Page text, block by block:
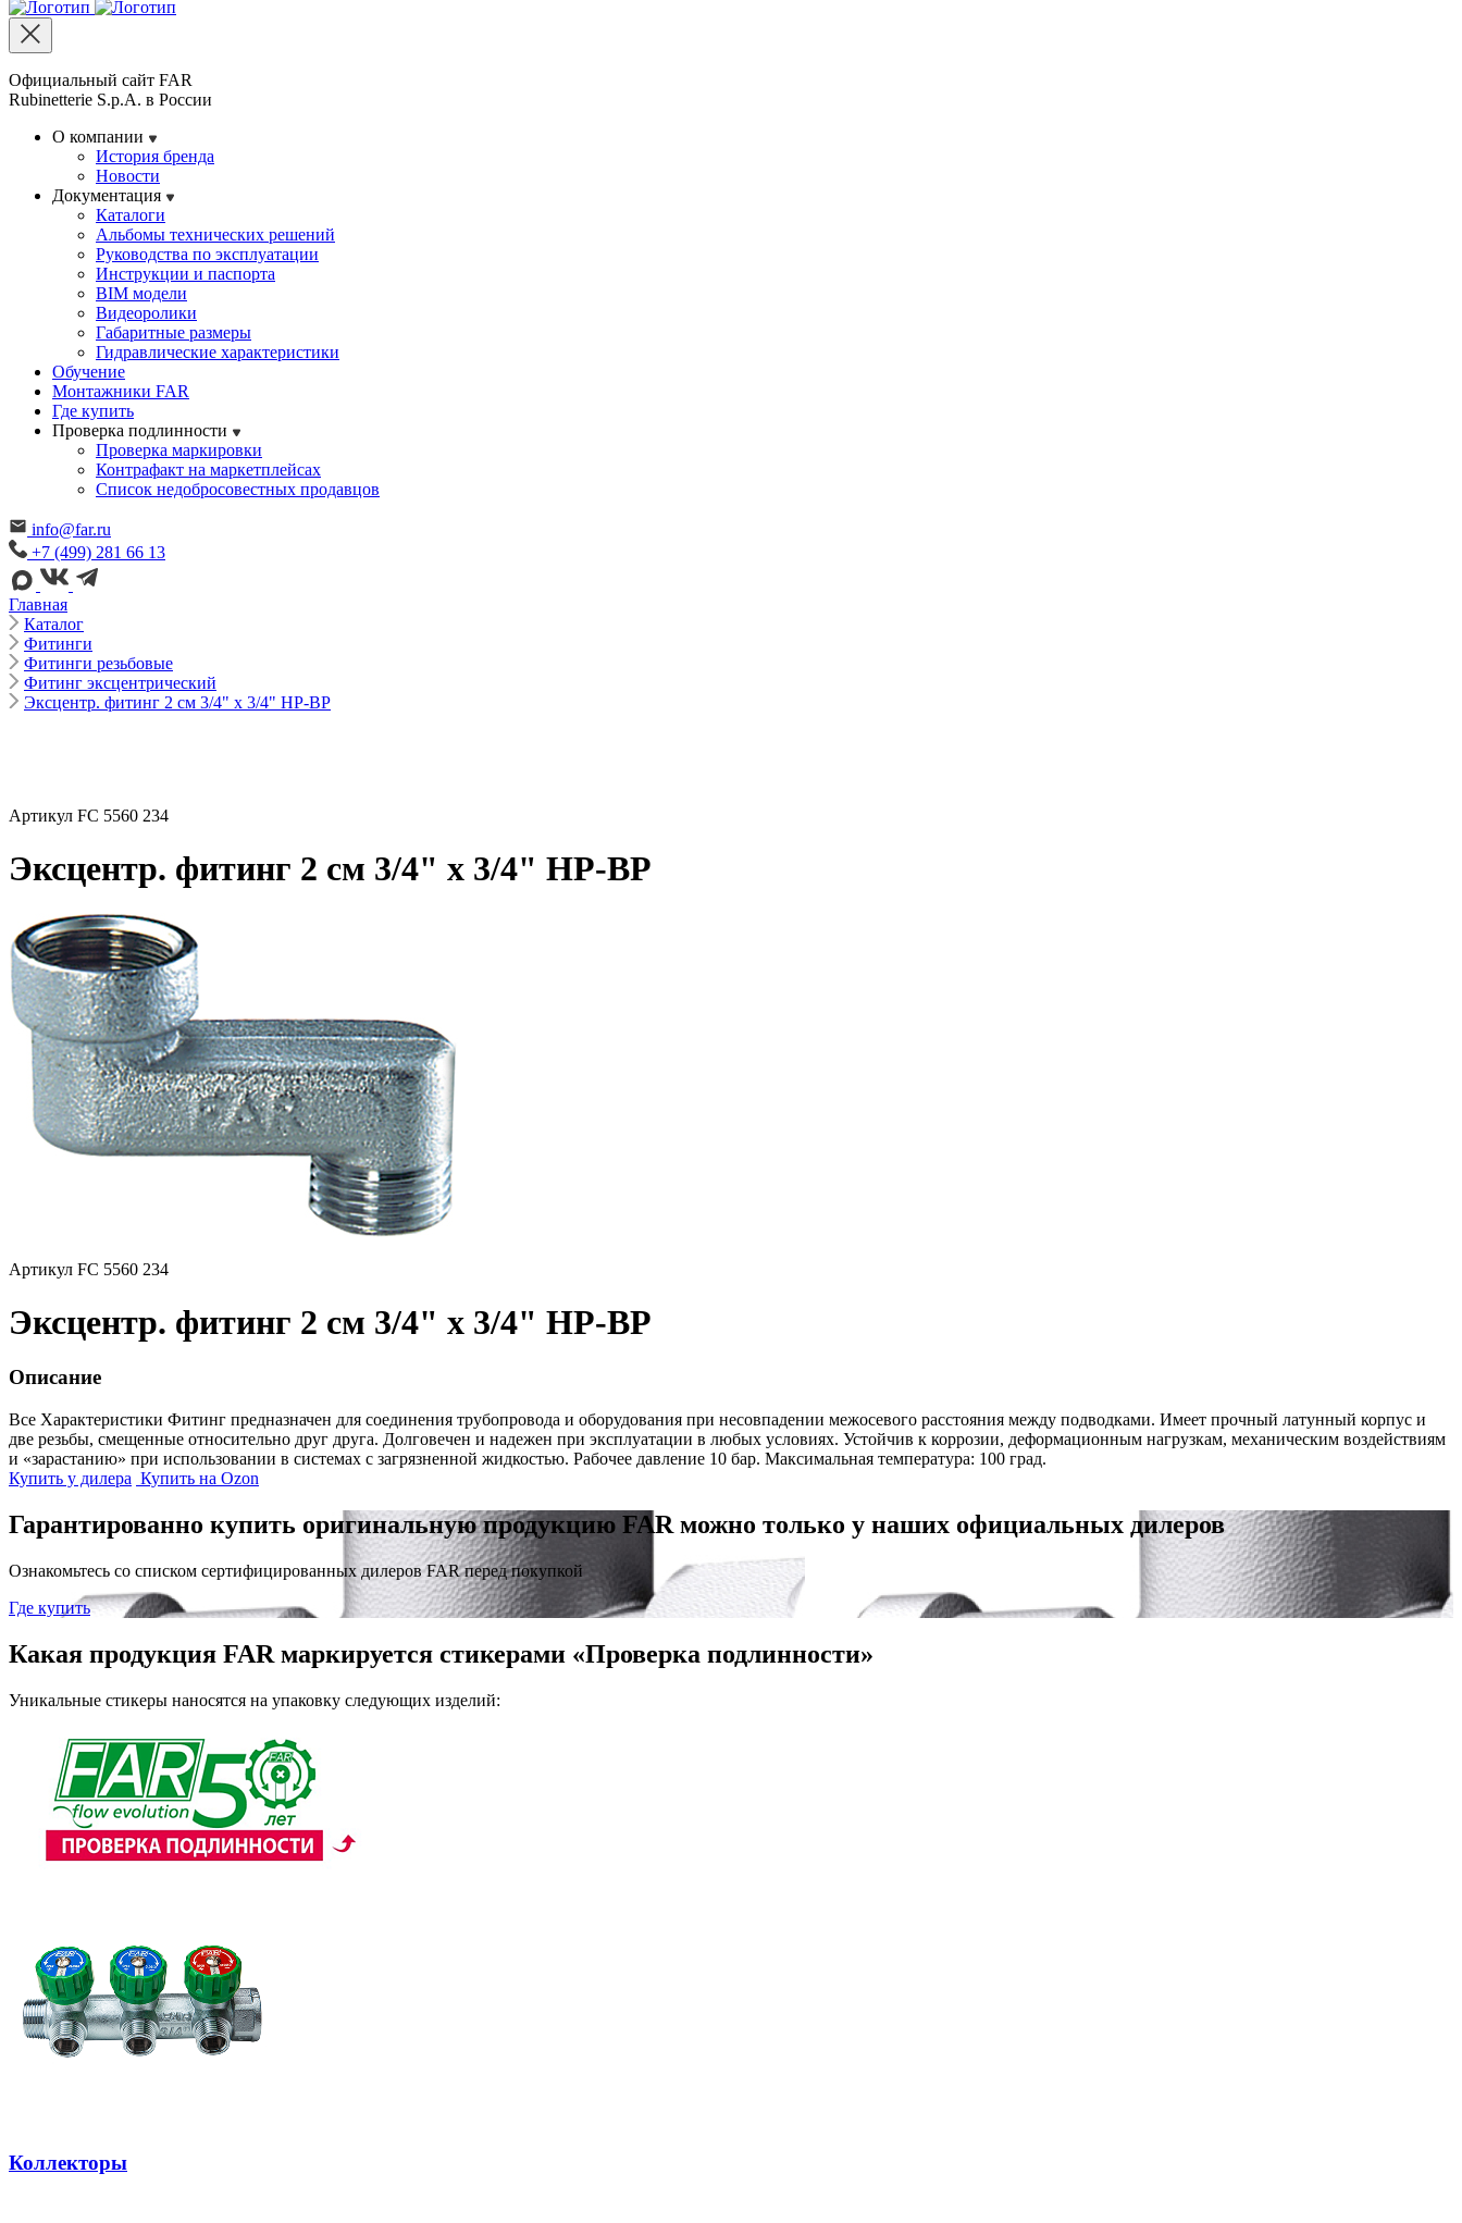
Официальный сайт FAR
Rubinetterie S.p.A. в России
О компании
История бренда
Новости
Документация
Каталоги
Альбомы технических решений
Руководства по эксплуатации
Инструкции и паспорта
BIM модели
Видеоролики
Габаритные размеры
Гидравлические характеристики
Обучение
Монтажники FAR
Где купить
Проверка подлинности
Проверка маркировки
Контрафакт на маркетплейсах
Cписок недобросовестных продавцов
info@far.ru
+7 (499) 281 66 13
Главная
Каталог
Фитинги
Фитинги резьбовые
Фитинг эксцентрический
Эксцентр. фитинг 2 см 3/4" х 3/4" НР-ВР
Артикул FC 5560 234
Эксцентр. фитинг 2 см 3/4" х 3/4" НР-ВР
Артикул FC 5560 234
Эксцентр. фитинг 2 см 3/4" х 3/4" НР-ВР
Описание
Все Характеристики Фитинг предназначен для соединения трубопровода и оборудования при несовпадении межосевого расстояния между подводками. Имеет прочный латунный корпус и
две резьбы, смещенные относительно друг друга. Долговечен и надежен при эксплуатации в любых условиях. Устойчив к коррозии, деформационным нагрузкам, механическим воздействиям
и «зарастанию» при использовании в системах с загрязненной жидкостью. Рабочее давление 10 бар. Максимальная температура: 100 град.
Купить у дилера Купить на Ozon
Гарантированно купить оригинальную продукцию FAR можно только у наших официальных дилеров
Ознакомьтесь со списком сертифицированных дилеров FAR перед покупкой
Где купить
Какая продукция FAR маркируется стикерами «Проверка подлинности»
Уникальные стикеры наносятся на упаковку следующих изделий:
Коллекторы